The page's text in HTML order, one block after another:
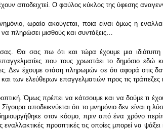
αποδειχτεί. Ο φαύλος κύκλος της ύφεσης
ωραίο ακούγεται, ποια είναι όμως η
πληρώσει μισθούς και συντάξεις…
Θα σας πω ότι και τώρα έχουμε μια
που τους χρωστάει το δημόσιο εδώ
Δεν έχουμε στάση πληρωμών σε ότι αφορά στις
των ελεύθερων επαγγελματιών προς τις τράπεζες
Όμως πρέπει να κάτσουμε και να δούμε τι
αποδεικνύεται ότι το μνημόνιο δεν είναι
στον κόσμο, πριν από ένα χρόνο
προοπτικές τις οποίες μπορεί να